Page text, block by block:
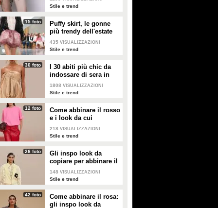
2026
Stile e trend
15 foto
Puffy skirt, le gonne
più trendy dell'estate
2026 sono quelle a
palloncino
435 VISUALIZZAZIONI
Stile e trend
30 foto
I 30 abiti più chic da
indossare di sera in
estate
1808 VISUALIZZAZIONI
Stile e trend
12 foto
Come abbinare il rosso
e i look da cui
prendere ispirazione
218 VISUALIZZAZIONI
Stile e trend
26 foto
Gli inspo look da
copiare per abbinare il
giallo
148 VISUALIZZAZIONI
Stile e trend
42 foto
Come abbinare il rosa:
gli inspo look da